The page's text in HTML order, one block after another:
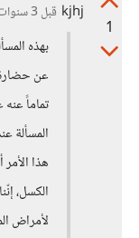
1
kjhj قبل 3 سنوات
بهذه
عن
تماماً
المسألة
هذا
الكسل،
لأمراض